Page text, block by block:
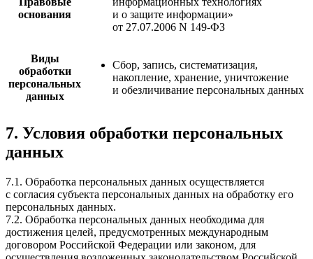
основания
и о защите информации»
от 27.07.2006 N 149-ФЗ
Виды
обработки
персональных
данных
Сбор, запись, систематизация,
накопление, хранение, уничтожение
и обезличивание персональных данных
7. Условия обработки персональных
данных
7.1. Обработка персональных данных осуществляется
с согласия субъекта персональных данных на обработку его
персональных данных.
7.2. Обработка персональных данных необходима для
достижения целей, предусмотренных международным
договором Российской Федерации или законом, для